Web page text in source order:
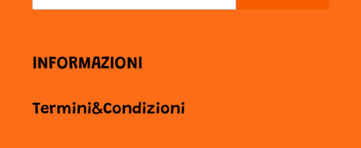
INFORMAZIONI
Termini&Condizioni